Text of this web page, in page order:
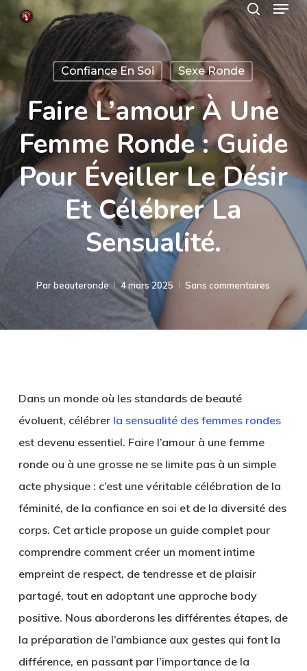
Skip
main
content
search
Confiance En Soi Sexe Ronde
Faire L’amour À Une
Femme Ronde : Guide
Pour Éveiller Le Désir
Et Célébrer La
Sensualité.
Par beauteronde 4 mars 2025 Sans commentaires
Dans un monde où les standards de beauté
évoluent, célébrer la sensualité des femmes rondes
est devenu essentiel. Faire l’amour à une femme
ronde ou à une grosse ne se limite pas à un simple
acte physique : c’est une véritable célébration de la
féminité, de la confiance en soi et de la diversité des
corps. Cet article propose un guide complet pour
comprendre comment créer un moment intime
empreint de respect, de tendresse et de plaisir
partagé, tout en adoptant une approche body
positive. Nous aborderons les différentes étapes, de
la préparation de l’ambiance aux gestes qui font la
différence, en passant par l’importance de la
Close
Menu